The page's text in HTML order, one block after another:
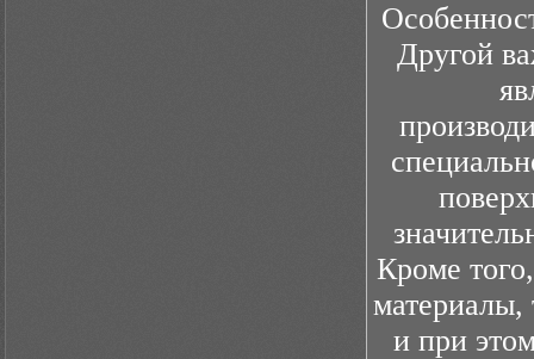
Другой
Кроме
материалы,
и при